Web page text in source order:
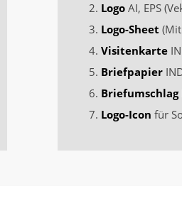
LogoAI, EPS
Logo-Sheet
Visitenkarte
Briefpapier
Briefumschlag
Logo-Icon für